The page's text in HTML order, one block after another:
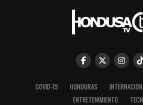
COVID-19 HONDURAS
ENTRETENIMIENTO